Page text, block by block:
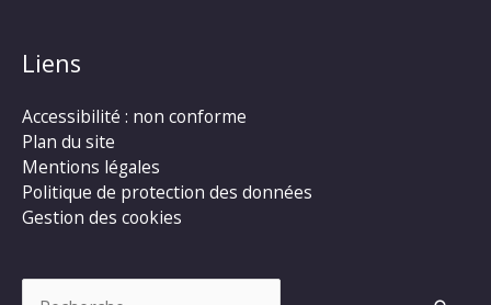
Liens
Accessibilité : non conforme
Plan du site
Mentions légales
Politique de protection des données
Gestion des cookies